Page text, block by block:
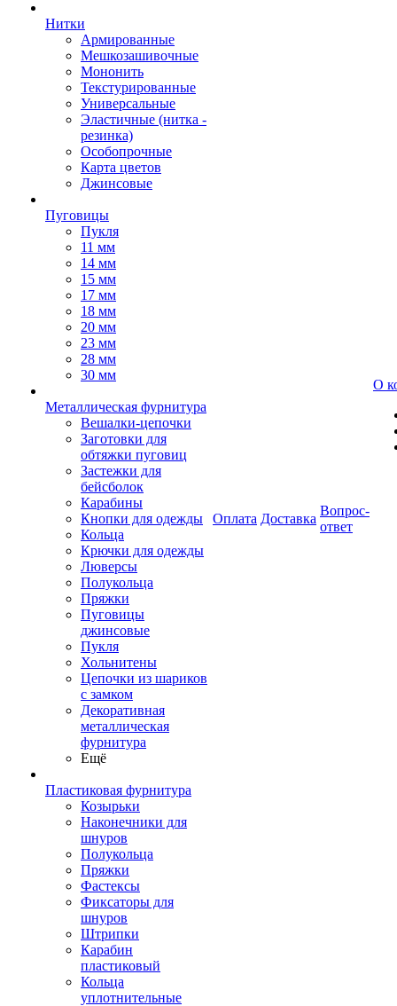
Нитки
Армированные
Мешкозашивочные
Мононить
Текстурированные
Универсальные
Эластичные (нитка -
резинка)
Особопрочные
Карта цветов
Джинсовые
Пуговицы
Пукля
11 мм
14 мм
15 мм
17 мм
18 мм
20 мм
23 мм
28 мм
30 мм
Металлическая фурнитура
Вешалки-цепочки
Заготовки для
обтяжки пуговиц
Застежки для
бейсболок
Карабины
Кнопки для одежды
Кольца
Крючки для одежды
Люверсы
Полукольца
Пряжки
Пуговицы
джинсовые
Пукля
Хольнитены
Цепочки из шариков
с замком
Декоративная
металлическая
фурнитура
Ещё
Пластиковая фурнитура
Козырьки
Наконечники для
шнуров
Полукольца
Пряжки
Фастексы
Фиксаторы для
шнуров
Штрипки
Карабин
пластиковый
Кольца
уплотнительные
Оплата Доставка
Вопрос-
ответ
О